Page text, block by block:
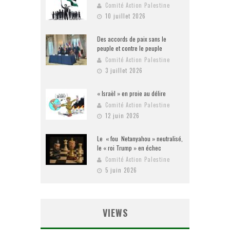
Comité Action Palestine
10 juillet 2026
Des accords de paix sans le
peuple et contre le peuple
Comité Action Palestine
3 juillet 2026
« Israël » en proie au délire
Comité Action Palestine
12 juin 2026
Le « fou Netanyahou » neutralisé,
le « roi Trump » en échec
Comité Action Palestine
5 juin 2026
VIEWS